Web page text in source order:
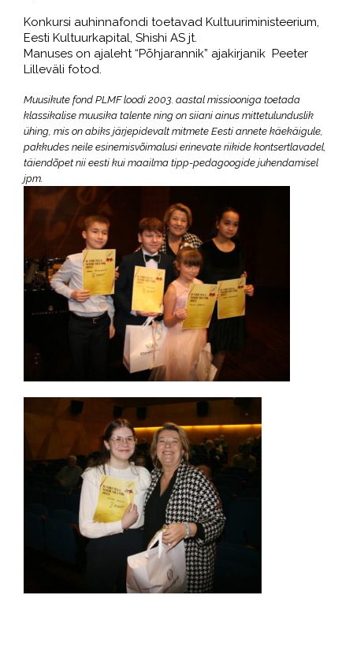
Konkursi auhinnafondi toetavad Kultuuriministeerium,
Eesti Kultuurkapital, Shishi AS jt.
Manuses on ajaleht “Põhjarannik” ajakirjanik Peeter
Lilleväli fotod.
Muusikute fond PLMF loodi 2003. aastal missiooniga toetada
klassikalise muusika talente ning on siiani ainus mittetulunduslik
ühing, mis on abiks järjepidevalt mitmete Eesti annete käekäigule,
pakkudes neile esinemisvõimalusi erinevate riikide kontsertlavadel,
täiendõpet nii eesti kui maailma tipp-pedagoogide juhendamisel
jpm.